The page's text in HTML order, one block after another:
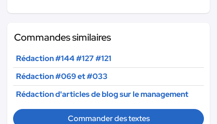
Commandes similaires
Rédaction #144 #127 #121
Rédaction #069 et #033
Rédaction d'articles de blog sur le management
Commander des textes